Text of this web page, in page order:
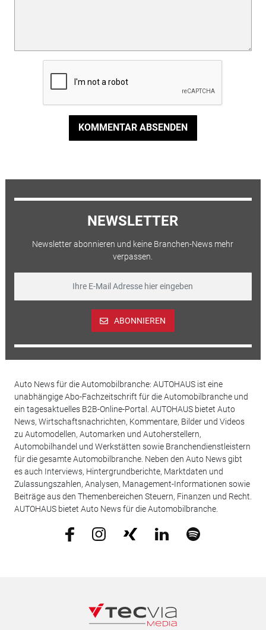
KOMMENTAR ABSENDEN
NEWSLETTER
Newsletter abonnieren und keine Branchen-News mehr
verpassen.
ABONNIEREN
Auto News für die Automobilbranche: AUTOHAUS ist eine
unabhängige Abo-Fachzeitschrift für die Automobilbranche und
ein tagesaktuelles B2B-Online-Portal. AUTOHAUS bietet Auto
News, Wirtschaftsnachrichten, Kommentare, Bilder und Videos
zu Automodellen, Automarken und Autoherstellern,
Automobilhandel und Werkstätten sowie Branchendienstleistern
für die gesamte Automobilbranche. Neben den Auto News gibt
es auch Interviews, Hintergrundberichte, Marktdaten und
Zulassungszahlen, Analysen, Management-Informationen sowie
Beiträge aus den Themenbereichen Steuern, Finanzen und Recht.
AUTOHAUS bietet Auto News für die Automobilbranche.